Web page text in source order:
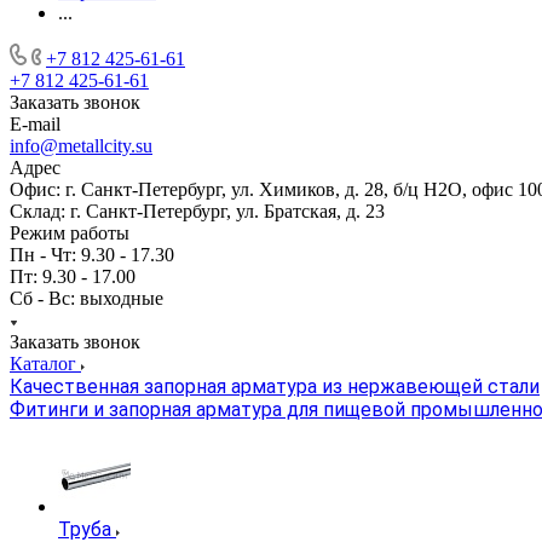
...
+7 812 425-61-61
+7 812 425-61-61
Заказать звонок
E-mail
info@metallcity.su
Адрес
Офис: г. Санкт-Петербург, ул. Химиков, д. 28, б/ц Н2О, офис
Склад: г. Санкт-Петербург, ул. Братская, д. 23
Режим работы
Пн - Чт: 9.30 - 17.30
Пт: 9.30 - 17.00
Сб - Вс: выходные
Заказать звонок
Каталог
Качественная запорная арматура из нержавеющей стали
Фитинги и запорная арматура для пищевой
Труба